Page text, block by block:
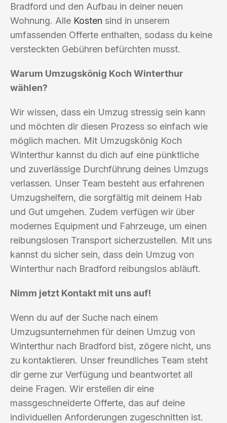
Bradford und den Aufbau in deiner neuen
Wohnung. Alle Kosten sind in unserem
umfassenden Offerte enthalten, sodass du keine
versteckten Gebühren befürchten musst.
Warum Umzugskönig Koch Winterthur
wählen?
Wir wissen, dass ein Umzug stressig sein kann
und möchten dir diesen Prozess so einfach wie
möglich machen. Mit Umzugskönig Koch
Winterthur kannst du dich auf eine pünktliche
und zuverlässige Durchführung deines Umzugs
verlassen. Unser Team besteht aus erfahrenen
Umzugshelfern, die sorgfältig mit deinem Hab
und Gut umgehen. Zudem verfügen wir über
modernes Equipment und Fahrzeuge, um einen
reibungslosen Transport sicherzustellen. Mit uns
kannst du sicher sein, dass dein Umzug von
Winterthur nach Bradford reibungslos abläuft.
Nimm jetzt Kontakt mit uns auf!
Wenn du auf der Suche nach einem
Umzugsunternehmen für deinen Umzug von
Winterthur nach Bradford bist, zögere nicht, uns
zu kontaktieren. Unser freundliches Team steht
dir gerne zur Verfügung und beantwortet all
deine Fragen. Wir erstellen dir eine
massgeschneiderte Offerte, das auf deine
individuellen Anforderungen zugeschnitten ist.